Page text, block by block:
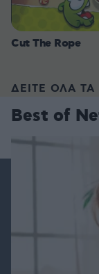
Cut The Rope
ΔΕΙΤΕ ΟΛΑ ΤΑ
Best of